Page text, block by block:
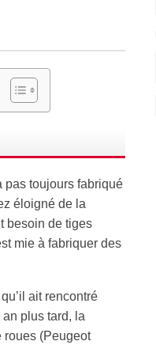
pas toujours fabriqué
éloigné de la
besoin de tiges
mie à fabriquer des
ait rencontré
plus tard, la
roues (Peugeot